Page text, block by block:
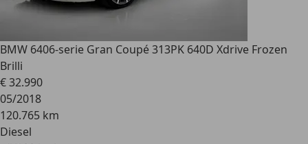
BMW 6406-serie Gran Coupé 313PK 640D Xdrive Frozen
Brilli
€ 32.990
05/2018
120.765 km
Diesel